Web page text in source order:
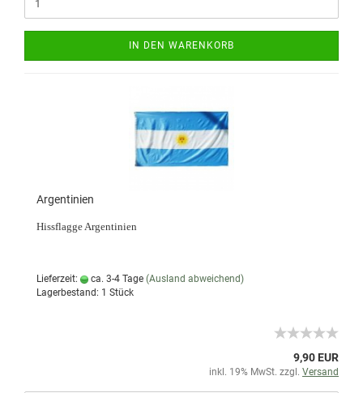
IN DEN WARENKORB
Argentinien
Hissflagge Argentinien
Lieferzeit: ca. 3-4 Tage (Ausland abweichend)
Lagerbestand: 1 Stück
9,90 EUR
inkl. 19% MwSt. zzgl. Versand